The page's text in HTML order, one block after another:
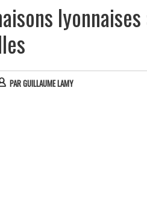
lyonnaises
PARGUILLAUME LAMY